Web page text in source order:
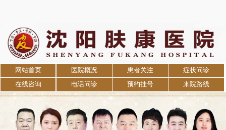
网站首页 医院概况 患者关注 症状问诊
在线咨询 电话问诊 预约挂号 来院路线